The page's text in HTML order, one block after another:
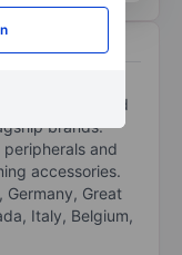
and
hardware and
brands:
and
accessories.
Germany, Great
Italy, Belgium,